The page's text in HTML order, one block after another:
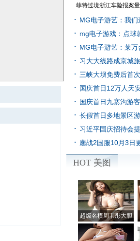
菲特过境浙江车险报案
MG电子游艺：我
们[新闻资讯]
mg电子游戏：点球
佳[新闻资讯]
MG电子游艺：莱
[新闻资讯]
习大大线路成京城
闻]
三峡大坝免费后首
国庆首日12万人天
内新闻]
国庆首日九寨沟游
长假首日多地景区
闻]
习近平国庆招待会
闻]
鏖战2国服10月3日
HOT 美图
超级名模周韦彤大胆